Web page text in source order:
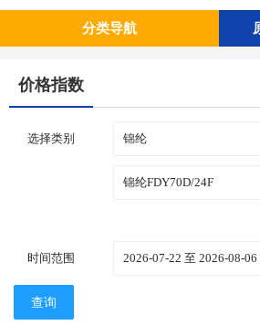
分类导航
价格指数
选择类别
时间范围
查询